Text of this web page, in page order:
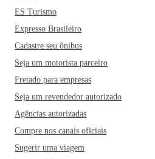
ES Turismo
Expresso Brasileiro
Cadastre seu ônibus
Seja um motorista parceiro
Fretado para empresas
Seja um revendedor autorizado
Agências autorizadas
Compre nos canais oficiais
Sugerir uma viagem